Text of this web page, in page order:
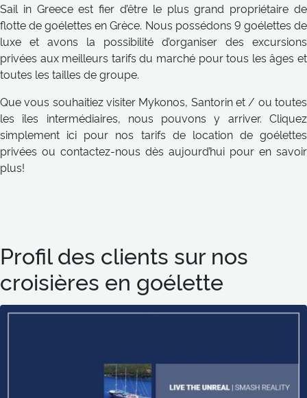
Sail in Greece est fier d’être le plus grand propriétaire de
flotte de goélettes en Grèce. Nous possédons 9 goélettes de
luxe et avons la possibilité d’organiser des excursions
privées aux meilleurs tarifs du marché pour tous les âges et
toutes les tailles de groupe.
Que vous souhaitiez visiter Mykonos, Santorin et / ou toutes
les îles intermédiaires, nous pouvons y arriver. Cliquez
simplement ici pour nos tarifs de location de goélettes
privées ou contactez-nous dès aujourd’hui pour en savoir
plus!
Profil des clients sur nos
croisières en goélette